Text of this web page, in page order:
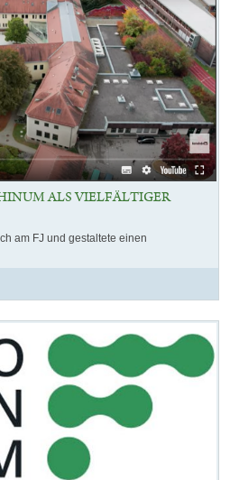
ALS VIELFÄLTIGER
am FJ und gestaltete einen